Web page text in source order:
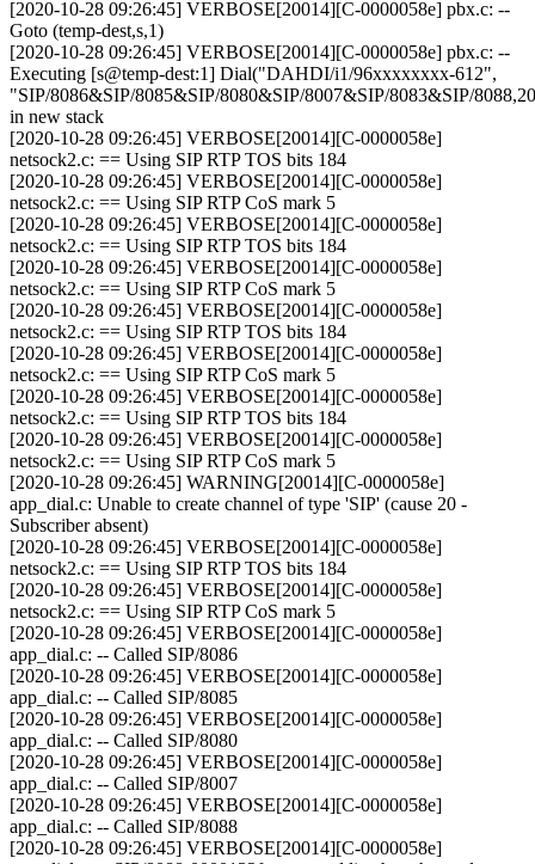
[2020-10-28 09:26:45] VERBOSE[20014][C-0000058e] pbx.c: --
Goto (temp-dest,s,1)
[2020-10-28 09:26:45] VERBOSE[20014][C-0000058e] pbx.c: --
Executing [s@temp-dest:1] Dial("DAHDI/i1/96xxxxxxxx-612",
"SIP/8086&SIP/8085&SIP/8080&SIP/8007&SIP/8083&SIP/
in new stack
[2020-10-28 09:26:45] VERBOSE[20014][C-0000058e]
netsock2.c: == Using SIP RTP TOS bits 184
[2020-10-28 09:26:45] VERBOSE[20014][C-0000058e]
netsock2.c: == Using SIP RTP CoS mark 5
[2020-10-28 09:26:45] VERBOSE[20014][C-0000058e]
netsock2.c: == Using SIP RTP TOS bits 184
[2020-10-28 09:26:45] VERBOSE[20014][C-0000058e]
netsock2.c: == Using SIP RTP CoS mark 5
[2020-10-28 09:26:45] VERBOSE[20014][C-0000058e]
netsock2.c: == Using SIP RTP TOS bits 184
[2020-10-28 09:26:45] VERBOSE[20014][C-0000058e]
netsock2.c: == Using SIP RTP CoS mark 5
[2020-10-28 09:26:45] VERBOSE[20014][C-0000058e]
netsock2.c: == Using SIP RTP TOS bits 184
[2020-10-28 09:26:45] VERBOSE[20014][C-0000058e]
netsock2.c: == Using SIP RTP CoS mark 5
[2020-10-28 09:26:45] WARNING[20014][C-0000058e]
app_dial.c: Unable to create channel of type 'SIP' (cause 20 -
Subscriber absent)
[2020-10-28 09:26:45] VERBOSE[20014][C-0000058e]
netsock2.c: == Using SIP RTP TOS bits 184
[2020-10-28 09:26:45] VERBOSE[20014][C-0000058e]
netsock2.c: == Using SIP RTP CoS mark 5
[2020-10-28 09:26:45] VERBOSE[20014][C-0000058e]
app_dial.c: -- Called SIP/8086
[2020-10-28 09:26:45] VERBOSE[20014][C-0000058e]
app_dial.c: -- Called SIP/8085
[2020-10-28 09:26:45] VERBOSE[20014][C-0000058e]
app_dial.c: -- Called SIP/8080
[2020-10-28 09:26:45] VERBOSE[20014][C-0000058e]
app_dial.c: -- Called SIP/8007
[2020-10-28 09:26:45] VERBOSE[20014][C-0000058e]
app_dial.c: -- Called SIP/8088
[2020-10-28 09:26:45] VERBOSE[20014][C-0000058e]